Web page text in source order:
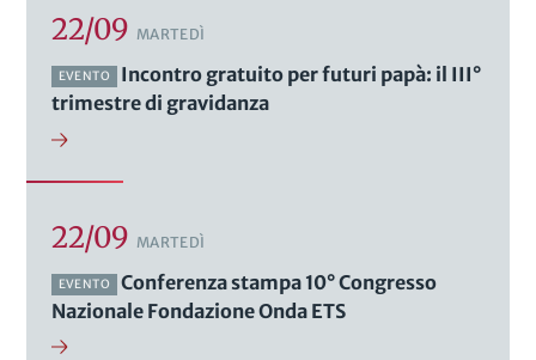
22/09 MARTEDÌ
EVENTO
Incontro gratuito per futuri papà: il III°
trimestre di gravidanza
22/09 MARTEDÌ
EVENTO
Conferenza stampa 10° Congresso
Nazionale Fondazione Onda ETS